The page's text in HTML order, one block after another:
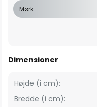
Mørk
Dimensioner
Bredde (i cm):
Højde (i cm):